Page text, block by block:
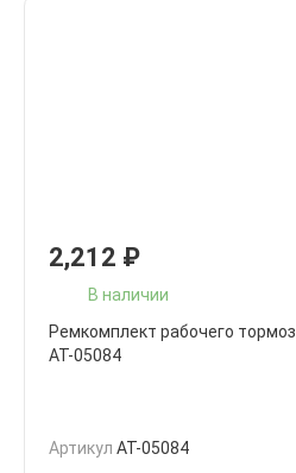
2,212 ₽
В наличии
Ремкомплект рабочего
AT-05084
Артикул AT-05084